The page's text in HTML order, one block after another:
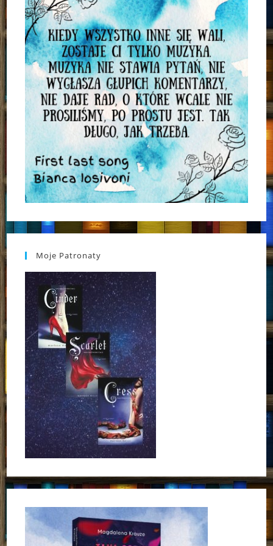
Moje Patronaty